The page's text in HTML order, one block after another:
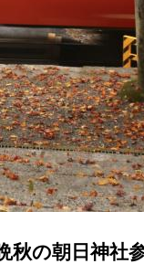
秋の朝日神社